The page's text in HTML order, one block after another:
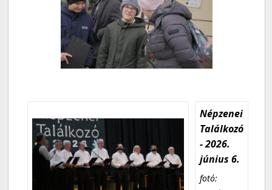
Népzenei
Találkozó
- 2026.
június 6.
fotó: